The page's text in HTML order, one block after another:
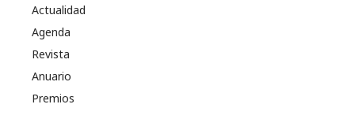
Actualidad
Agenda
Revista
Anuario
Premios